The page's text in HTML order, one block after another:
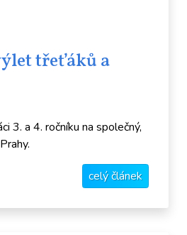
třeťáků a
3. a 4. ročníku na společný,
celý článek